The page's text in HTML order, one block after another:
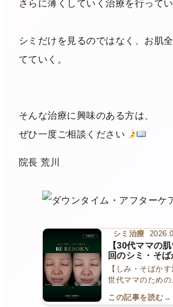
さらに薄くしていく治療を行ってい
シミだけを見るのではなく、お肌
てていく。
そんな治療に興味のある方は、
ぜひ一度ご相談ください
院長 荒川
シミ治療
【30代ママの
回のシミ・そ
コラーゲンピ
コトーニング
叶える素肌づく
【しみ・そばか
世代ママのための
管理 【しみ・そ
この記事を読む →